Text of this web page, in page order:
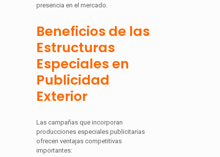
presencia en el mercado.
Beneficios de las
Estructuras
Especiales en
Publicidad
Exterior
Las campañas que incorporan
producciones especiales publicitarias
ofrecen ventajas competitivas
importantes: